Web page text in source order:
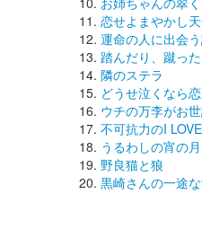
恋せよまやかし
運命の人に出会
踏んだり、蹴っ
隣のステラ
どうせ泣くなら
ウチの万李がお
不可抗力のI
うるわしの宵の月
野良猫と狼
黒崎さんの一途